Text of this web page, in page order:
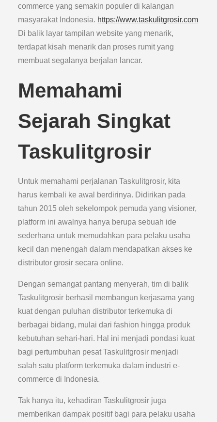
commerce yang semakin populer di kalangan
masyarakat Indonesia. https://www.taskulitgrosir.com
Di balik layar tampilan website yang menarik,
terdapat kisah menarik dan proses rumit yang
membuat segalanya berjalan lancar.
Memahami
Sejarah Singkat
Taskulitgrosir
Untuk memahami perjalanan Taskulitgrosir, kita
harus kembali ke awal berdirinya. Didirikan pada
tahun 2015 oleh sekelompok pemuda yang visioner,
platform ini awalnya hanya berupa sebuah ide
sederhana untuk memudahkan para pelaku usaha
kecil dan menengah dalam mendapatkan akses ke
distributor grosir secara online.
Dengan semangat pantang menyerah, tim di balik
Taskulitgrosir berhasil membangun kerjasama yang
kuat dengan puluhan distributor terkemuka di
berbagai bidang, mulai dari fashion hingga produk
kebutuhan sehari-hari. Hal ini menjadi pondasi kuat
bagi pertumbuhan pesat Taskulitgrosir menjadi
salah satu platform terkemuka dalam industri e-
commerce di Indonesia.
Tak hanya itu, kehadiran Taskulitgrosir juga
memberikan dampak positif bagi para pelaku usaha